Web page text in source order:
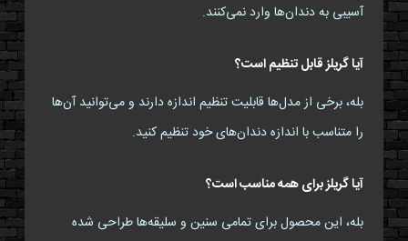
آسیبی به دندان‌ها وارد نمی‌کنند.
آیا گریلز قابل تنظیم است؟
بله، برخی از مدل‌ها قابلیت تنظیم اندازه دارند و می‌توانید آن‌ها
را متناسب با اندازه دندان‌های خود تنظیم کنید.
آیا گریلز برای همه مناسب است؟
بله، این محصول برای تمامی سنین و سلیقه‌ها طراحی شده